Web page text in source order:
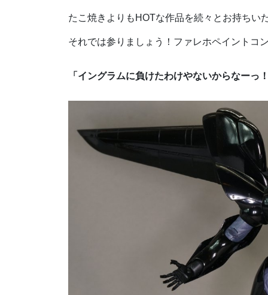
たこ焼きよりもHOTな作品を続々とお持ちい
それでは参りましょう！ファレホペイントコ
「イングラムに負けたわけやないからなーっ